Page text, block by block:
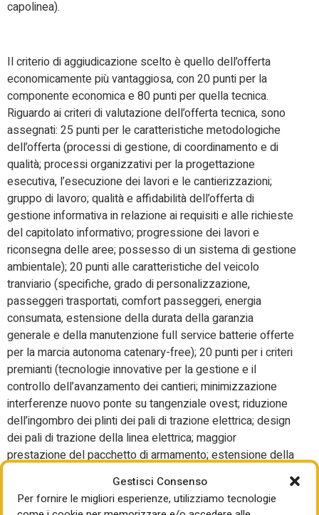
Gestisci Consenso
Per fornire le migliori esperienze, utilizziamo tecnologie
capolinea).
Il criterio di aggiudicazione scelto è quello dell’offerta
economicamente più vantaggiosa, con 20 punti per la
componente economica e 80 punti per quella tecnica.
Riguardo ai criteri di valutazione dell’offerta tecnica, sono
assegnati: 25 punti per le caratteristiche metodologiche
dell’offerta (processi di gestione, di coordinamento e di
qualità; processi organizzativi per la progettazione
esecutiva, l’esecuzione dei lavori e le cantierizzazioni;
gruppo di lavoro; qualità e affidabilità dell’offerta di
gestione informativa in relazione ai requisiti e alle richieste
del capitolato informativo; progressione dei lavori e
riconsegna delle aree; possesso di un sistema di gestione
ambientale); 20 punti alle caratteristiche del veicolo
tranviario (specifiche, grado di personalizzazione,
passeggeri trasportati, comfort passeggeri, energia
consumata, estensione della durata della garanzia
generale e della manutenzione full service batterie offerte
per la marcia autonoma catenary-free); 20 punti per i criteri
premianti (tecnologie innovative per la gestione e il
controllo dell’avanzamento dei cantieri; minimizzazione
interferenze nuovo ponte su tangenziale ovest; riduzione
dell’ingombro dei plinti dei pali di trazione elettrica; design
dei pali di trazione della linea elettrica; maggior
prestazione del pacchetto di armamento; estensione della
consegna rilievo finale in nuvola di punti alla fine lavori;
informazione alla cittadinanza); 15 punti per professionalità